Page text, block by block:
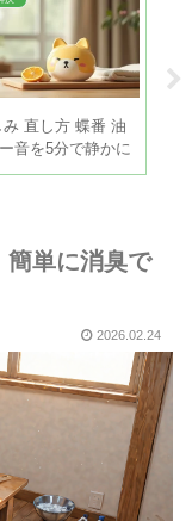
み 直し方 蝶番 油
音を5分で静かに
簡単に消臭で
2026.02.24